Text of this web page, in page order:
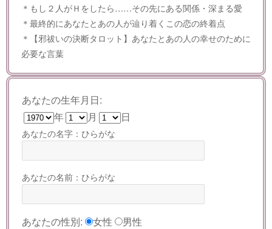
＊もし２人がＨをしたら……その先にある関係・深まる愛
＊最終的にあなたとあの人が辿り着くこの恋の終着点
＊【邪祓いの決断タロット】あなたとあの人の幸せのために
必要な言葉
あなたの生年月日:
年
月 日
あなたの名字：ひらがな
あなたの名前：ひらがな
あなたの性別: 女性 男性